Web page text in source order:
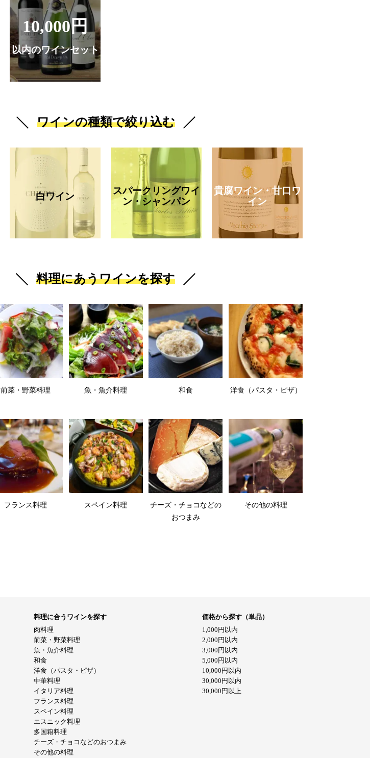
10,000円
以内のワインセット
ワインの種類で絞り込む
白ワイン
スパークリングワイ
ン・シャンパン
貴腐ワイン・甘口ワ
イン
料理にあうワインを探す
前菜・野菜料理 魚・魚介料理 和食 洋食（パスタ・ピザ）
フランス料理 スペイン料理
チーズ・チョコなどの
おつまみ
その他の料理
料理に合うワインを探す
肉料理
前菜・野菜料理
魚・魚介料理
和食
洋食（パスタ・ピザ）
中華料理
イタリア料理
フランス料理
スペイン料理
エスニック料理
多国籍料理
チーズ・チョコなどのおつまみ
その他の料理
価格から探す（単品）
1,000円以内
2,000円以内
3,000円以内
5,000円以内
10,000円以内
30,000円以内
30,000円以上